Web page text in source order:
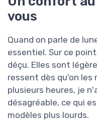
vous
Quand on parle de
essentiel. Sur ce
déçu. Elles sont
ressent dès qu'on les
plusieurs heures, je
désagréable, ce qui
modèles plus lourds.